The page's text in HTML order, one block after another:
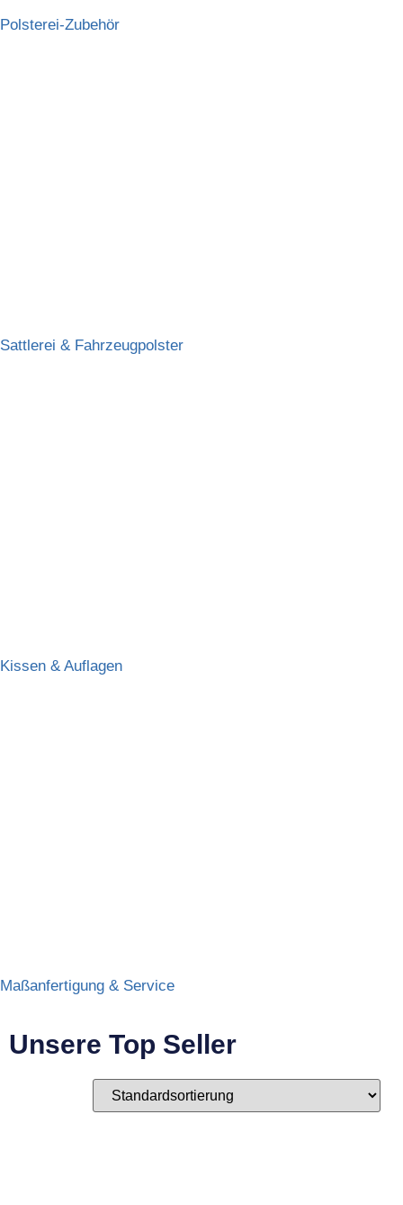
Polsterei-Zubehör
Sattlerei & Fahrzeugpolster
Kissen & Auflagen
Maßanfertigung & Service
Unsere Top Seller